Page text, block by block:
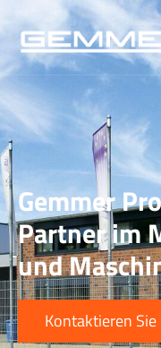
Gemmer
Partner im
und
Kontaktieren